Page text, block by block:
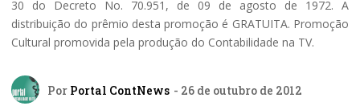
30 do Decreto No. 70.951, de 09 de agosto de 1972. A
distribuição do prêmio desta promoção é GRATUITA. Promoção
Cultural promovida pela produção do Contabilidade na TV.
Por Portal ContNews - 26 de outubro de 2012